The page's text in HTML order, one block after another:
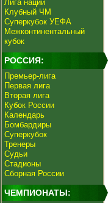
Лига наций
Клубный ЧМ
Суперкубок УЕФА
Межконтинентальный
кубок
РОССИЯ:
Премьер-лига
Первая лига
Вторая лига
Кубок России
Календарь
Бомбардиры
Суперкубок
Тренеры
Судьи
Стадионы
Сборная России
ЧЕМПИОНАТЫ: